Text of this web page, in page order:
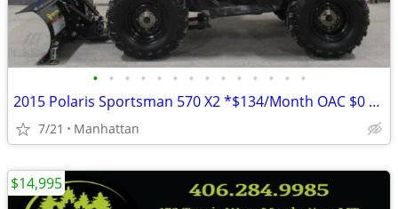
• • • • • • • • • • • • • •
2015 Polaris Sportsman 570 X2 *$134/Month OAC $0 Down* *Dump Box*
7/21 Manhattan
$14,995